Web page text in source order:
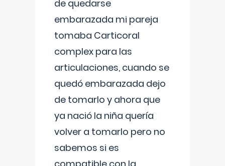
de quedarse
embarazada mi pareja
tomaba Carticoral
complex para las
articulaciones, cuando se
quedó embarazada dejo
de tomarlo y ahora que
ya nació la niña quería
volver a tomarlo pero no
sabemos si es